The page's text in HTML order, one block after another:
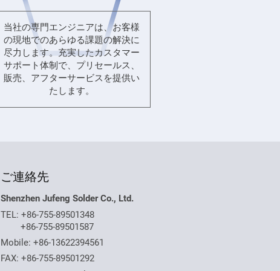
当社の専門エンジニアは、お客様
の現地でのあらゆる課題の解決に
尽力します。充実したカスタマー
サポート体制で、プリセールス、
販売、アフターサービスを提供い
たします。
ご連絡先
Shenzhen Jufeng Solder Co., Ltd.
TEL: +86-755-89501348
+86-755-89501587
Mobile: +86-13622394561
FAX: +86-755-89501292